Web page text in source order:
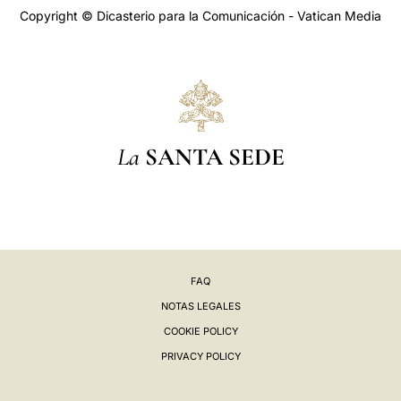
Copyright © Dicasterio para la Comunicación - Vatican Media
La SANTA SEDE
FAQ
NOTAS LEGALES
COOKIE POLICY
PRIVACY POLICY